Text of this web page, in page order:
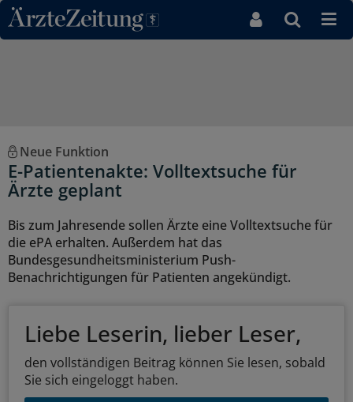
Direkt zum Inhaltsbereich
Neue Funktion
E-Patientenakte: Volltextsuche für
Ärzte geplant
Bis zum Jahresende sollen Ärzte eine Volltextsuche für
die ePA erhalten. Außerdem hat das
Bundesgesundheitsministerium Push-
Benachrichtigungen für Patienten angekündigt.
Liebe Leserin, lieber Leser,
den vollständigen Beitrag können Sie lesen, sobald
Sie sich eingeloggt haben.